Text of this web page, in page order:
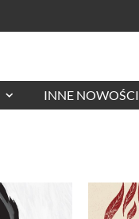
INNE NOWOŚCI